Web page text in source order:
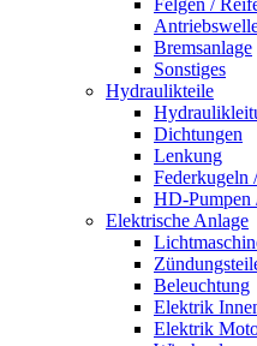
Bremsanlage
Sonstiges
Hydraulikteile
Dichtungen
Lenkung
Federkugeln
HD-Pumpen
Elektrische Anlage
Beleuchtung
Elektrik
Elektrik